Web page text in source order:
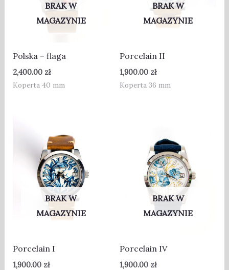
BRAK W
MAGAZYNIE
Polska – flaga
2,400.00 zł
Koperta 40 mm
BRAK W
MAGAZYNIE
Porcelain II
1,900.00 zł
Koperta 36 mm
BRAK W
MAGAZYNIE
Porcelain I
1,900.00 zł
BRAK W
MAGAZYNIE
Porcelain IV
1,900.00 zł